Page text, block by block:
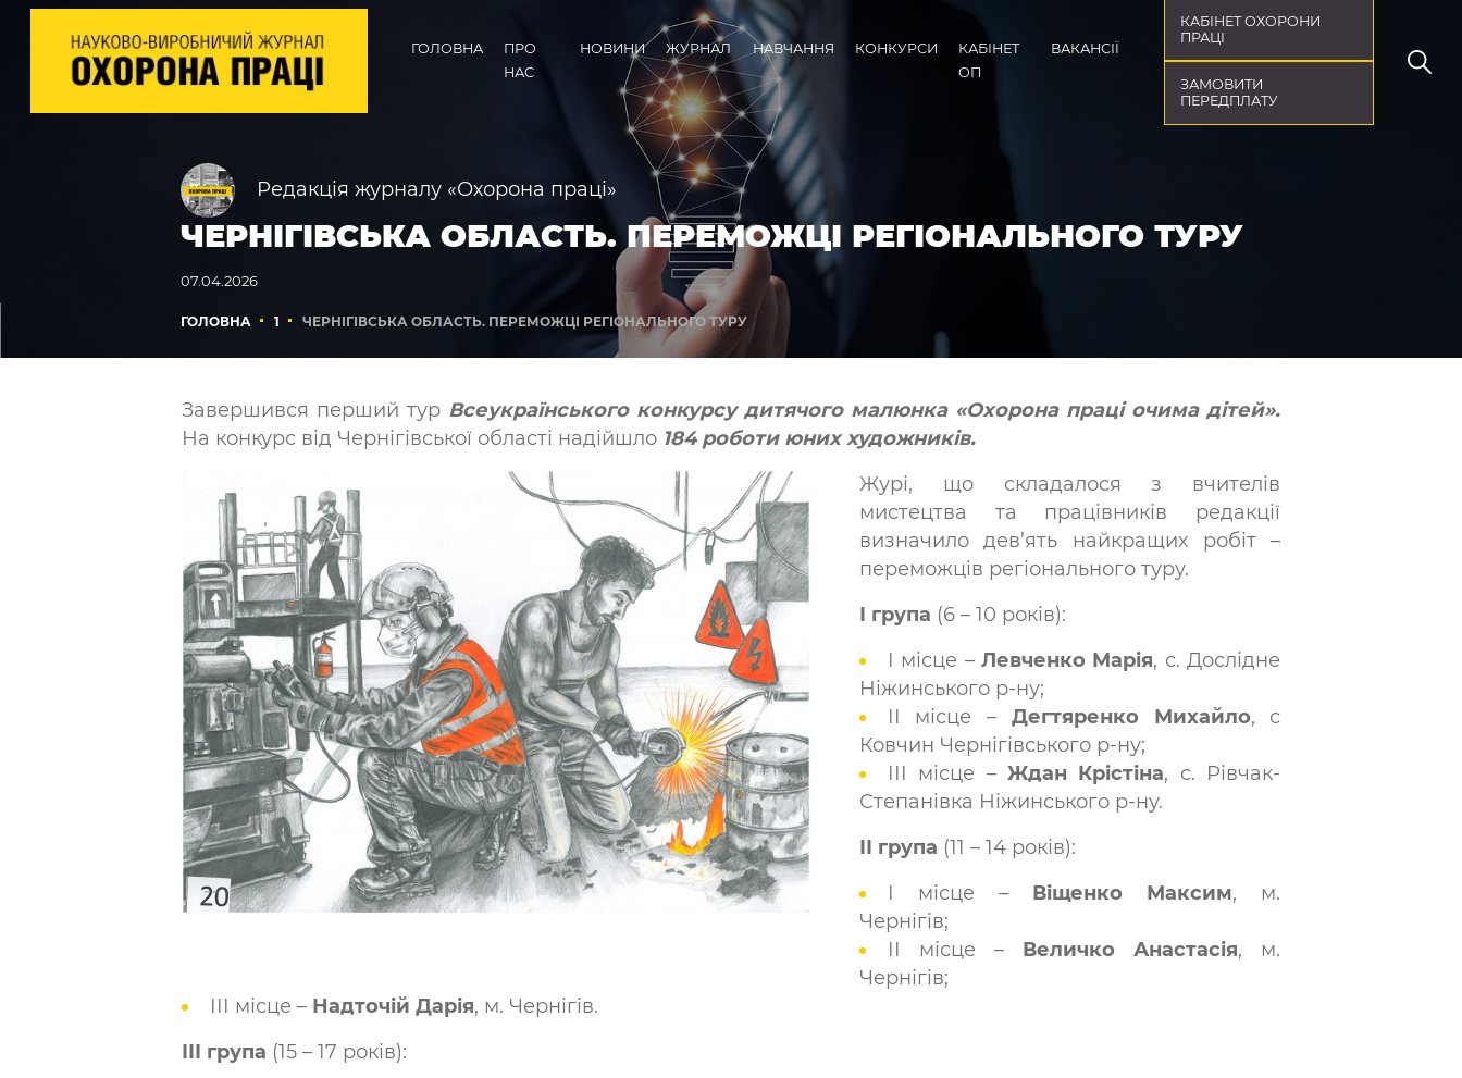
ГОЛОВНА
ПРО
НАС
НОВИНИ ЖУРНАЛ НАВЧАННЯ КОНКУРСИ
КАБІНЕТ
ОП
ВАКАНСІЇ
КАБІНЕТ ОХОРОНИ
ПРАЦІ
ЗАМОВИТИ
ПЕРЕДПЛАТУ
Редакція журналу «Охорона праці»
ЧЕРНІГІВСЬКА ОБЛАСТЬ. ПЕРЕМОЖЦІ РЕГІОНАЛЬНОГО ТУРУ
07.04.2026
ГОЛОВНА 1 ЧЕРНІГІВСЬКА ОБЛАСТЬ. ПЕРЕМОЖЦІ РЕГІОНАЛЬНОГО ТУРУ
Завершився перший тур Всеукраїнського конкурсу дитячого малюнка «Охорона праці очима дітей».
На конкурс від Чернігівської області надійшло 184 роботи юних художників.
Журі, що складалося з вчителів
мистецтва та працівників редакції
визначило дев’ять найкращих робіт –
переможців регіонального туру.
І група (6 – 10 років):
І місце – Левченко Марія, с. Дослідне
Ніжинського р-ну;
ІІ місце – Дегтяренко Михайло, с
Ковчин Чернігівського р-ну;
ІІІ місце – Ждан Крістіна, с. Рівчак-
Степанівка Ніжинського р-ну.
ІІ група (11 – 14 років):
І місце – Віщенко Максим, м.
Чернігів;
ІІ місце – Величко Анастасія, м.
Чернігів;
ІІІ місце – Надточій Дарія, м. Чернігів.
ІІІ група (15 – 17 років):